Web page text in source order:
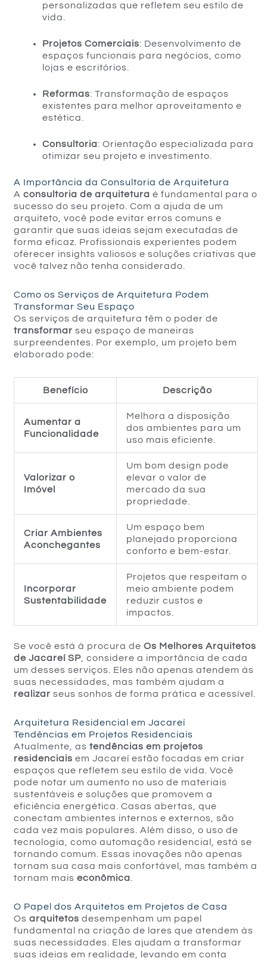
personalizadas que refletem seu estilo de
vida.
Projetos Comerciais: Desenvolvimento de
espaços funcionais para negócios, como
lojas e escritórios.
Reformas: Transformação de espaços
existentes para melhor aproveitamento e
estética.
Consultoria: Orientação especializada para
otimizar seu projeto e investimento.
A Importância da Consultoria de Arquitetura
Aconsultoria de arquitetura é fundamental para o
sucesso do seu projeto. Com a ajuda de um
arquiteto, você pode evitar erros comuns e
garantir que suas ideias sejam executadas de
forma eficaz. Profissionais experientes podem
oferecer insights valiosos e soluções criativas que
você talvez não tenha considerado.
Como os Serviços de Arquitetura Podem
Transformar Seu Espaço
Os serviços de arquitetura têm o poder de
transformar seu espaço de maneiras
surpreendentes. Por exemplo, um projeto bem
elaborado pode:
Benefício Descrição
Aumentar a
Funcionalidade
Melhora a disposição
dos ambientes para um
uso mais eficiente.
Valorizar o
Imóvel
Um bom design pode
elevar o valor de
mercado da sua
propriedade.
Criar Ambientes
Aconchegantes
Um espaço bem
planejado proporciona
conforto e bem-estar.
Incorporar
Sustentabilidade
Projetos que respeitam o
meio ambiente podem
reduzir custos e
impactos.
Se você está à procura deOs Melhores Arquitetos
de Jacareí SP , considere a importância de cada
um desses serviços. Eles não apenas atendem às
suas necessidades, mas também ajudam a
realizar seus sonhos de forma prática e acessível.
Arquitetura Residencial em Jacareí
Tendências em Projetos Residenciais
Atualmente, astendências em projetos
residenciais em Jacareí estão focadas em criar
espaços que refletem seu estilo de vida. Você
pode notar um aumento no uso de materiais
sustentáveis e soluções que promovem a
eficiência energética. Casas abertas, que
conectam ambientes internos e externos, são
cada vez mais populares. Além disso, o uso de
tecnologia, como automação residencial, está se
tornando comum. Essas inovações não apenas
tornam sua casa mais confortável, mas também a
tornam maiseconômica
O Papel dos Arquitetos em Projetos de Casa
Osarquitetos desempenham um papel
fundamental na criação de lares que atendem às
suas necessidades. Eles ajudam a transformar
suas ideias em realidade, levando em conta